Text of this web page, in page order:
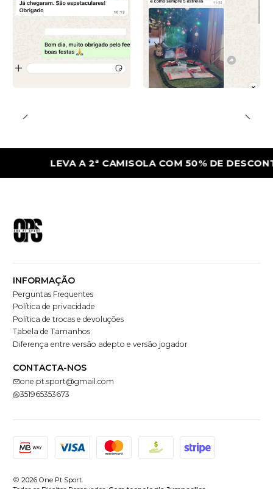
LEVA A 2ª CAMISOLA COM 50% DE DESCONTO
INFORMAÇÃO
Perguntas Frequentes
Política de privacidade
Política de trocas e devoluções
Tabela de Tamanhos
Diferença entre versão adepto e versão jogador
CONTACTA-NOS
one.pt.sport@gmail.com
351965353673
2026 One Pt Sport.